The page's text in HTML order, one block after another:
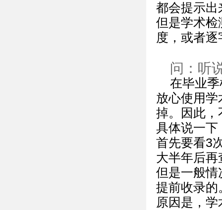
都会提示出
但是学术检
度，或者
问：听
在毕业
放心使用
掉。因此，
具体说一下
首先要看3
大半年后
但是一般情
提前收录的
原因是，